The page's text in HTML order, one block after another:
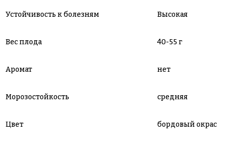
Устойчивость к болезням Высокая
Вес плода 40-55 г
Аромат нет
Морозостойкость средняя
Цвет бордовый окрас